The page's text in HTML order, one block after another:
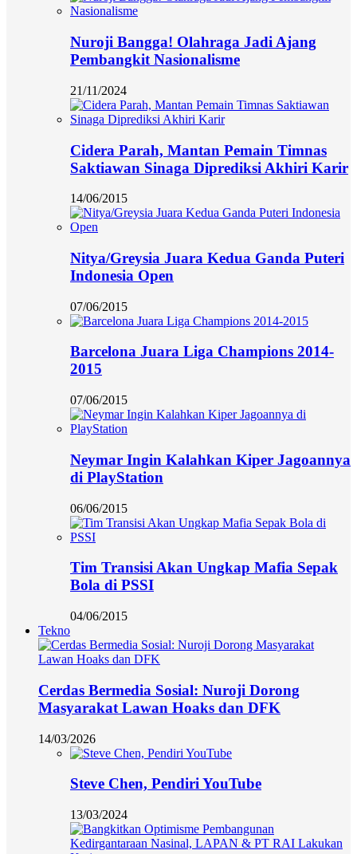
Nuroji Bangga! Olahraga Jadi Ajang
Pembangkit Nasionalisme
21/11/2024
Cidera Parah, Mantan Pemain Timnas
Saktiawan Sinaga Diprediksi Akhiri Karir
14/06/2015
Nitya/Greysia Juara Kedua Ganda Puteri
Indonesia Open
07/06/2015
Barcelona Juara Liga Champions 2014-
2015
07/06/2015
Neymar Ingin Kalahkan Kiper Jagoannya
di PlayStation
06/06/2015
Tim Transisi Akan Ungkap Mafia Sepak
Bola di PSSI
04/06/2015
Tekno
Cerdas Bermedia Sosial: Nuroji Dorong
Masyarakat Lawan Hoaks dan DFK
14/03/2026
Steve Chen, Pendiri YouTube
13/03/2024